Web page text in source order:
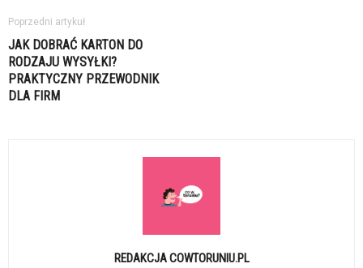
Poprzedni artykuł
JAK DOBRAĆ KARTON DO
RODZAJU WYSYŁKI?
PRAKTYCZNY PRZEWODNIK
DLA FIRM
REDAKCJA COWTORUNIU.PL